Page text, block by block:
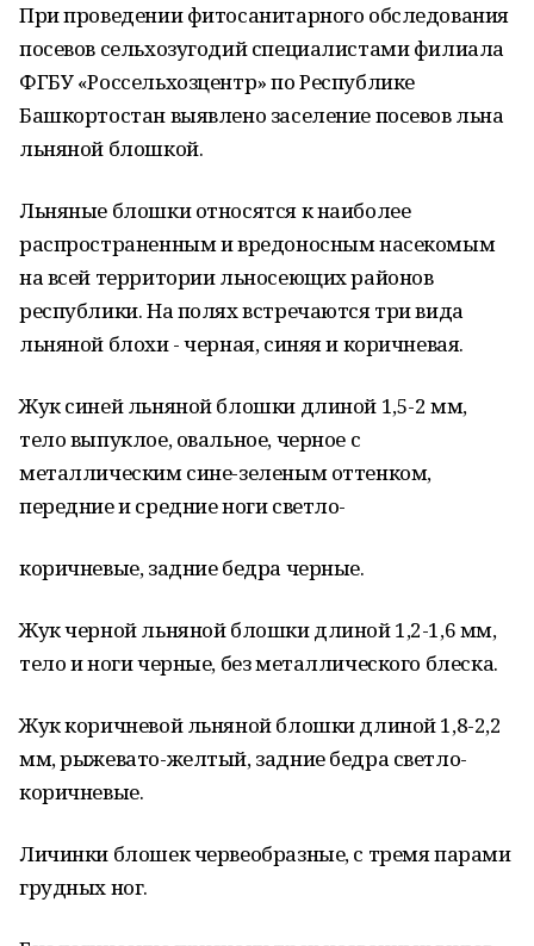
При проведении фитосанитарного обследования
посевов сельхозугодий специалистами филиала
ФГБУ «Россельхозцентр» по Республике
Башкортостан выявлено заселение посевов льна
льняной блошкой.
Льняные блошки относятся к наиболее
распространенным и вредоносным насекомым
на всей территории льносеющих районов
республики. На полях встречаются три вида
льняной блохи - черная, синяя и коричневая.
Жук синей льняной блошки длиной 1,5-2 мм,
тело выпуклое, овальное, черное с
металлическим сине-зеленым оттенком,
передние и средние ноги светло-
коричневые, задние бедра черные.
Жук черной льняной блошки длиной 1,2-1,6 мм,
тело и ноги черные, без металлического блеска.
Жук коричневой льняной блошки длиной 1,8-2,2
мм, рыжевато-желтый, задние бедра светло-
коричневые.
Личинки блошек червеобразные, с тремя парами
грудных ног.